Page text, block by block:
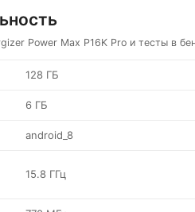
Power Max P16K Pro и тесты в
128 ГБ
6 ГБ
android_8
15.8 ГГц